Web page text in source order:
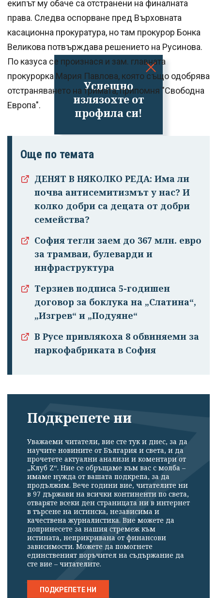
Успешно
излязохте от
профила си!
екипът му обаче са отстранени на финалната
права. Следва оспорване пред Върховната
касационна прокуратура, но там прокурор Бонка
Великова потвърждава решението на Русинова.
По казуса се произнася и зам. главната
прокурорка Мария Павлова, която също одобрява
отстраняването на тримата, припомня "Свободна
Европа".
Още по темата
ДЕНЯТ В НЯКОЛКО РЕДА: Има ли
почва антисемитизмът у нас? И
колко добри са децата от добри
семейства?
София тегли заем до 367 млн. евро
за трамваи, булеварди и
инфраструктура
Терзиев подписа 5-годишен
договор за боклука на „Слатина“,
„Изгрев“ и „Подуяне“
В Русе привлякоха 8 обвиняеми за
наркофабриката в София
Подкрепете ни
Уважаеми читатели, вие сте тук и днес, за да
научите новините от България и света, и да
прочетете актуални анализи и коментари от
„Клуб Z“. Ние се обръщаме към вас с молба –
имаме нужда от вашата подкрепа, за да
продължим. Вече години вие, читателите ни
в 97 държави на всички континенти по света,
отваряте всеки ден страницата ни в интернет
в търсене на истинска, независима и
качествена журналистика. Вие можете да
допринесете за нашия стремеж към
истината, неприкривана от финансови
зависимости. Можете да помогнете
единственият поръчител на съдържание да
сте вие – читателите.
ПОДКРЕПЕТЕ НИ